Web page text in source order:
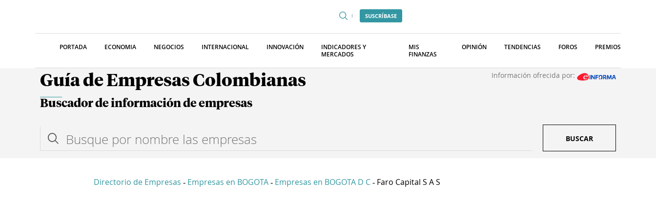
SUSCRÍBASE
PORTADA ECONOMIA NEGOCIOS INTERNACIONAL INNOVACIÓN
INDICADORES Y
MERCADOS
MIS
FINANZAS
OPINIÓN TENDENCIAS FOROS PREMIOS
Guía de Empresas Colombianas Información ofrecida por:
Buscador de información de empresas
BUSCAR
Directorio de Empresas - Empresas en BOGOTA - Empresas en BOGOTA D C - Faro Capital S A S